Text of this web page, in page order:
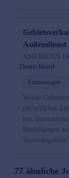
AMERICAN
Deutschland
Firmenwagen
Werde
(m/w/d) bei
mit innovativen
Beziehungen
Vertriebsgebiet!
77 ähnliche